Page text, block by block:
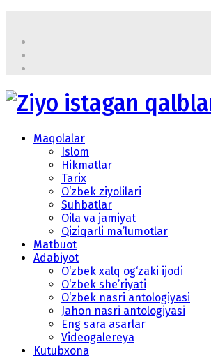
Maqolalar
Islom
Hikmatlar
Tarix
O‘zbek ziyolilari
Suhbatlar
Oila va jamiyat
Qiziqarli ma’lumotlar
Matbuot
Adabiyot
O‘zbek xalq og‘zaki ijodi
O‘zbek she’riyati
O‘zbek nasri antologiyasi
Jahon nasri antologiyasi
Eng sara asarlar
Videogalereya
Kutubxona